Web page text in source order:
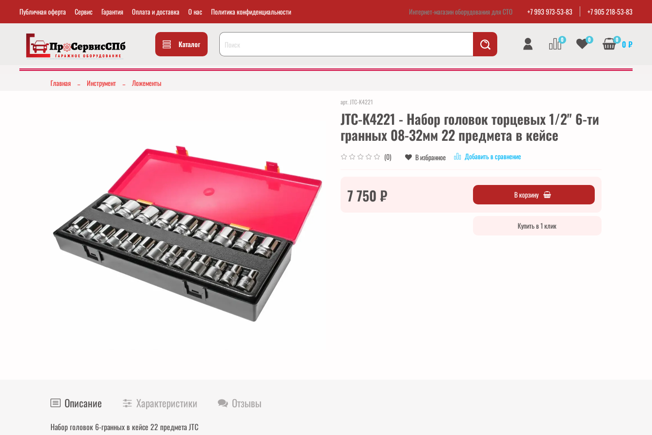
Публичная оферта Сервис Гарантия Оплата и доставка О нас Политика конфиденциальности Интернет-магазин оборудования для СТО +7 993 973-53-83 +7 905 218-53-83
Каталог 0 0 0 0 ₽
Главная Инструмент Ложементы
арт. JTC-K4221
JTC-K4221 - Набор головок торцевых 1/2" 6-ти
гранных 08-32мм 22 предмета в кейсе
(0) В избранное Добавить в сравнение
7 750 ₽ В корзину
Купить в 1 клик
Описание Характеристики Отзывы
Набор головок 6-гранных в кейсе 22 предмета JTC